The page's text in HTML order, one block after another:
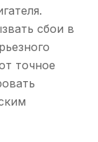
сбои в
точное